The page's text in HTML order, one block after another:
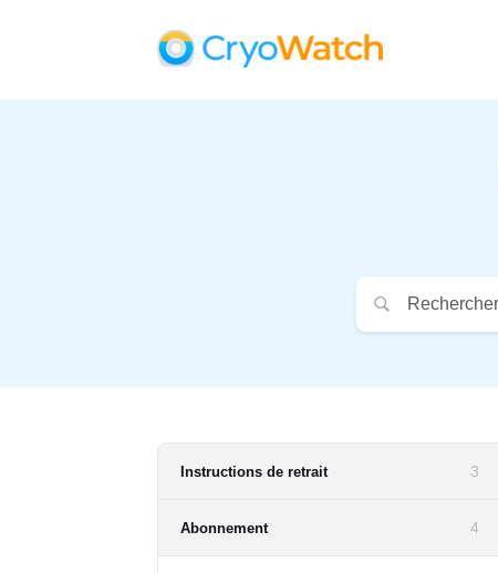
Instructions de retrait 3
Abonnement 4